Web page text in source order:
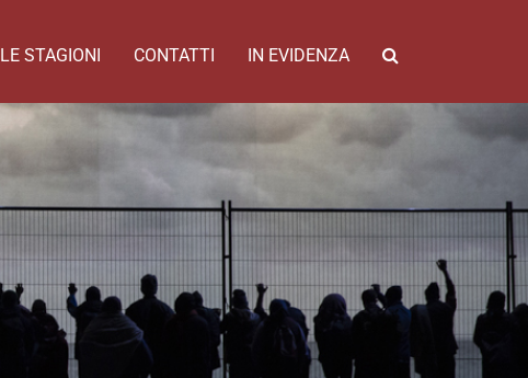
LE STAGIONI CONTATTI IN EVIDENZA